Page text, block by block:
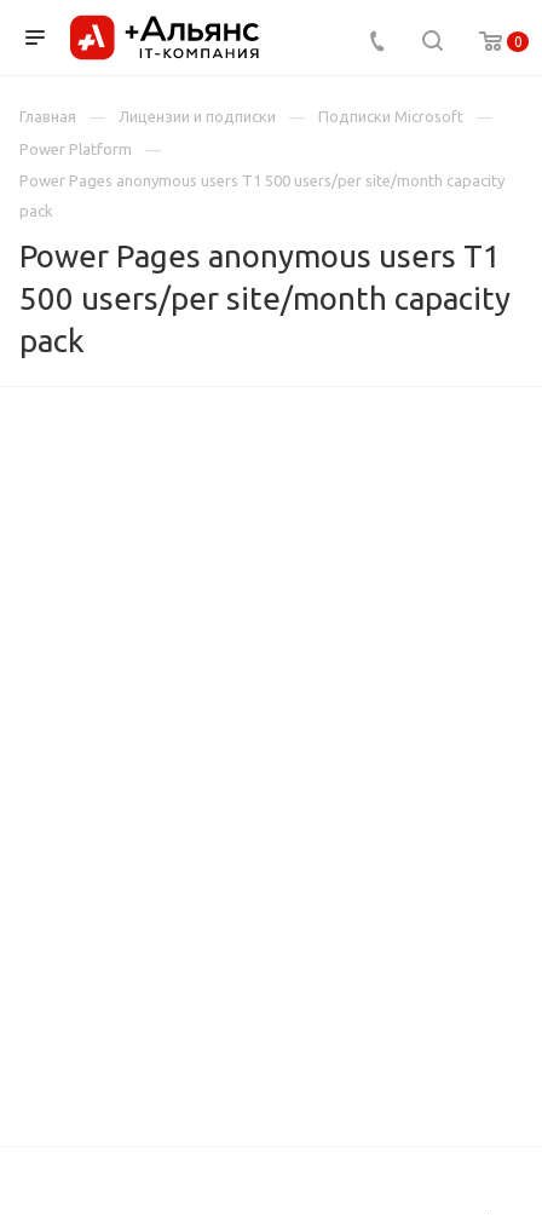
0
Главная Лицензии и подписки
Подписки Microsoft
Power Platform
Power Pages anonymous users T1 500 users/per site/month capacity
pack
Power Pages anonymous users T1
500 users/per site/month capacity
pack